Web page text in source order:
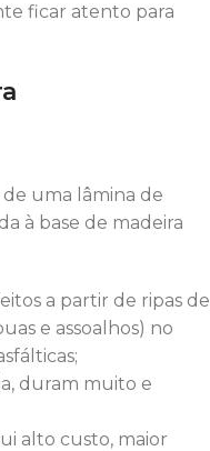
ficar atento para
de uma lâmina de
à base de madeira
a partir de ripas de
e assoalhos) no
duram muito e
alto custo, maior